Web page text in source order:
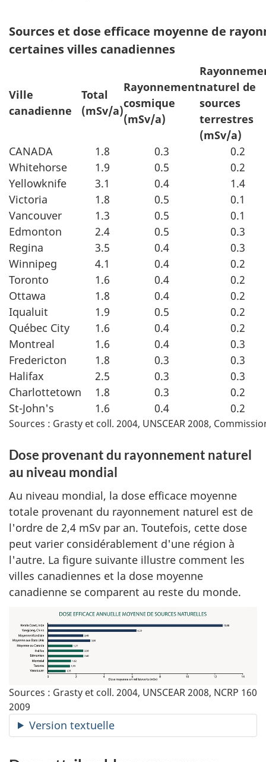
Sources et dose efficace moyenne de
certaines villes canadiennes
Ville
canadienne
Total
(mSv/a)
Rayonnement
cosmique
(mSv/a)
naturel de
sources
terrestres
(mSv/a)
CANADA
1.8 0.3
0.2
Whitehorse
1.9 0.5
0.2
Yellowknife
3.1 0.4
1.4
Victoria
1.8 0.5
0.1
Vancouver
1.3 0.5
0.1
Edmonton
2.4 0.5
0.3
Regina
3.5 0.4
0.3
Winnipeg
4.1 0.4
0.2
Toronto
1.6 0.4
0.2
Ottawa
1.8 0.4
0.2
Iqualuit
1.9 0.5
0.2
Québec City
1.6 0.4
0.2
Montreal
1.6 0.4
0.3
Fredericton
1.8 0.3
0.3
Halifax
2.5 0.3
0.3
Charlottetown
1.8 0.3
0.2
St-John's
1.6 0.4 0.2
Sources : Grasty et coll. 2004, UNSCEAR 2008,
Dose provenant du rayonnement naturel
au niveau mondial
Au niveau mondial, la dose efficace moyenne
totale provenant du rayonnement naturel est de
l'ordre de 2,4 mSv par an. Toutefois, cette dose
peut varier considérablement d'une région à
l'autre. La figure suivante illustre comment les
villes canadiennes et la dose moyenne
canadienne se comparent au reste du monde.
Sources : Grasty et coll. 2004, UNSCEAR 2008, NCRP 160
2009
Version textuelle